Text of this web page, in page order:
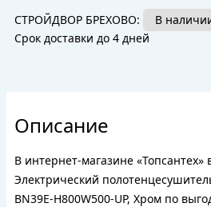
СТРОЙДВОР БРЕХОВО:
В
Срок доставки до 4 дней
Описание
В интернет-магазине
Электрический
BN39E-H800W500-UP, Хром по